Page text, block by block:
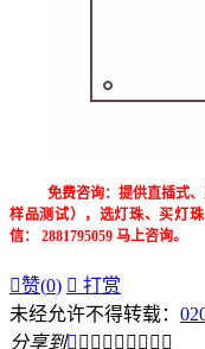
免费咨询：提供直插式
样品测试），选灯珠、买灯
信： 2881795059 马上咨询。
赞(0)  打赏
未经允许不得转载：
分享到        